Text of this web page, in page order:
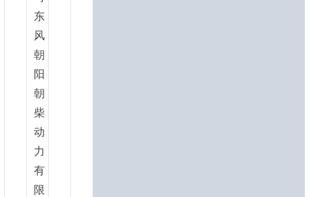
东
风
朝
阳
朝
柴
动
力
有
限